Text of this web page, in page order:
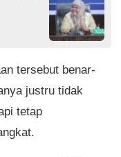
tersebut benar-
justru tidak
tetap